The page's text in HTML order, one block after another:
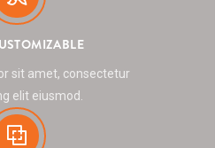
sit amet, consectetur
elit eiusmod.